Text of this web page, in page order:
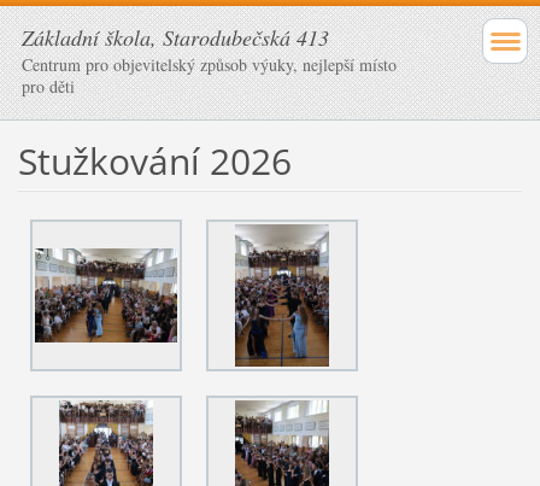
Základní škola, Starodubečská 413
Centrum pro objevitelský způsob výuky, nejlepší místo
pro děti
Stužkování 2026